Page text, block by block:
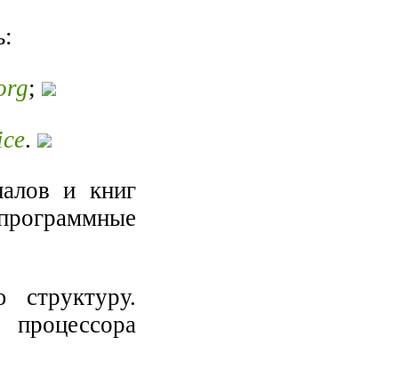
;
.
и книг